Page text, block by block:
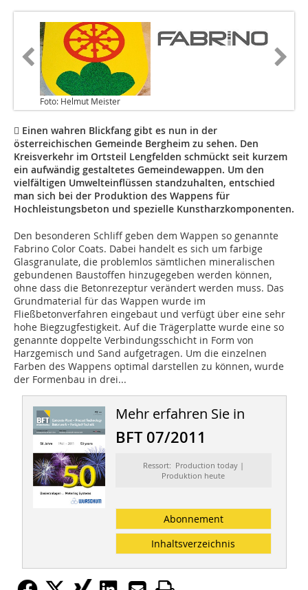
Foto: Helmut Meister
 Einen wahren Blickfang gibt es nun in der
österreichischen Gemeinde Bergheim zu sehen. Den
Kreisverkehr im Ortsteil Lengfelden schmückt seit kurzem
ein aufwändig gestaltetes Gemeindewappen. Um den
vielfältigen Umwelteinflüssen standzuhalten, entschied
man sich bei der Produktion des Wappens für
Hochleistungsbeton und spezielle Kunstharzkomponenten.
Den besonderen Schliff geben dem Wappen so genannte
Fabrino Color Coats. Dabei handelt es sich um farbige
Glasgranulate, die problemlos sämtlichen mineralischen
gebundenen Baustoffen hinzugegeben werden können,
ohne dass die Betonrezeptur verändert werden muss. Das
Grundmaterial für das Wappen wurde im
Fließbetonverfahren eingebaut und verfügt über eine sehr
hohe Biegzugfestigkeit. Auf die Trägerplatte wurde eine so
genannte doppelte Verbindungsschicht in Form von
Harzgemisch und Sand aufgetragen. Um die einzelnen
Farben des Wappens optimal darstellen zu können, wurde
der Formenbau in drei...
Mehr erfahren Sie in
BFT 07/2011
Ressort: Production today |
Produktion heute
Abonnement
Inhaltsverzeichnis